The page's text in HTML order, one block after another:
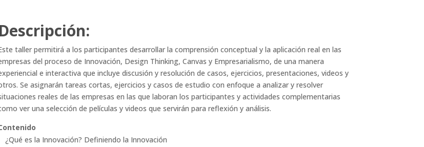
Descripción:
taller permitirá a los participantes desarrollar la comprensión conceptual y la aplicación real en las
del proceso de Innovación, Design Thinking, Canvas y Empresarialismo, de una manera
e interactiva que incluye discusión y resolución de casos, ejercicios, presentaciones, videos y
Se asignarán tareas cortas, ejercicios y casos de estudio con enfoque a analizar y resolver
reales de las empresas en las que laboran los participantes y actividades complementarias
ver una selección de películas y videos que servirán para reflexión y análisis.
¿Qué es la Innovación? Definiendo la Innovación